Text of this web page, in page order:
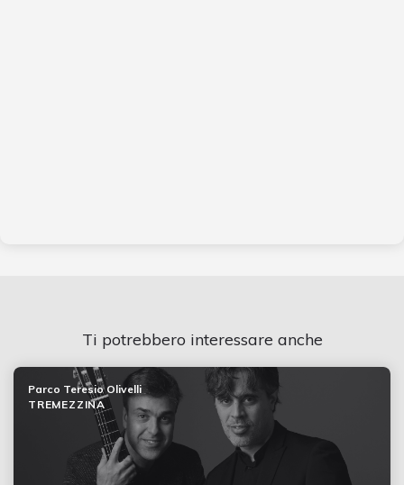
Ti potrebbero interessare anche
Parco Teresio Olivelli
TREMEZZINA